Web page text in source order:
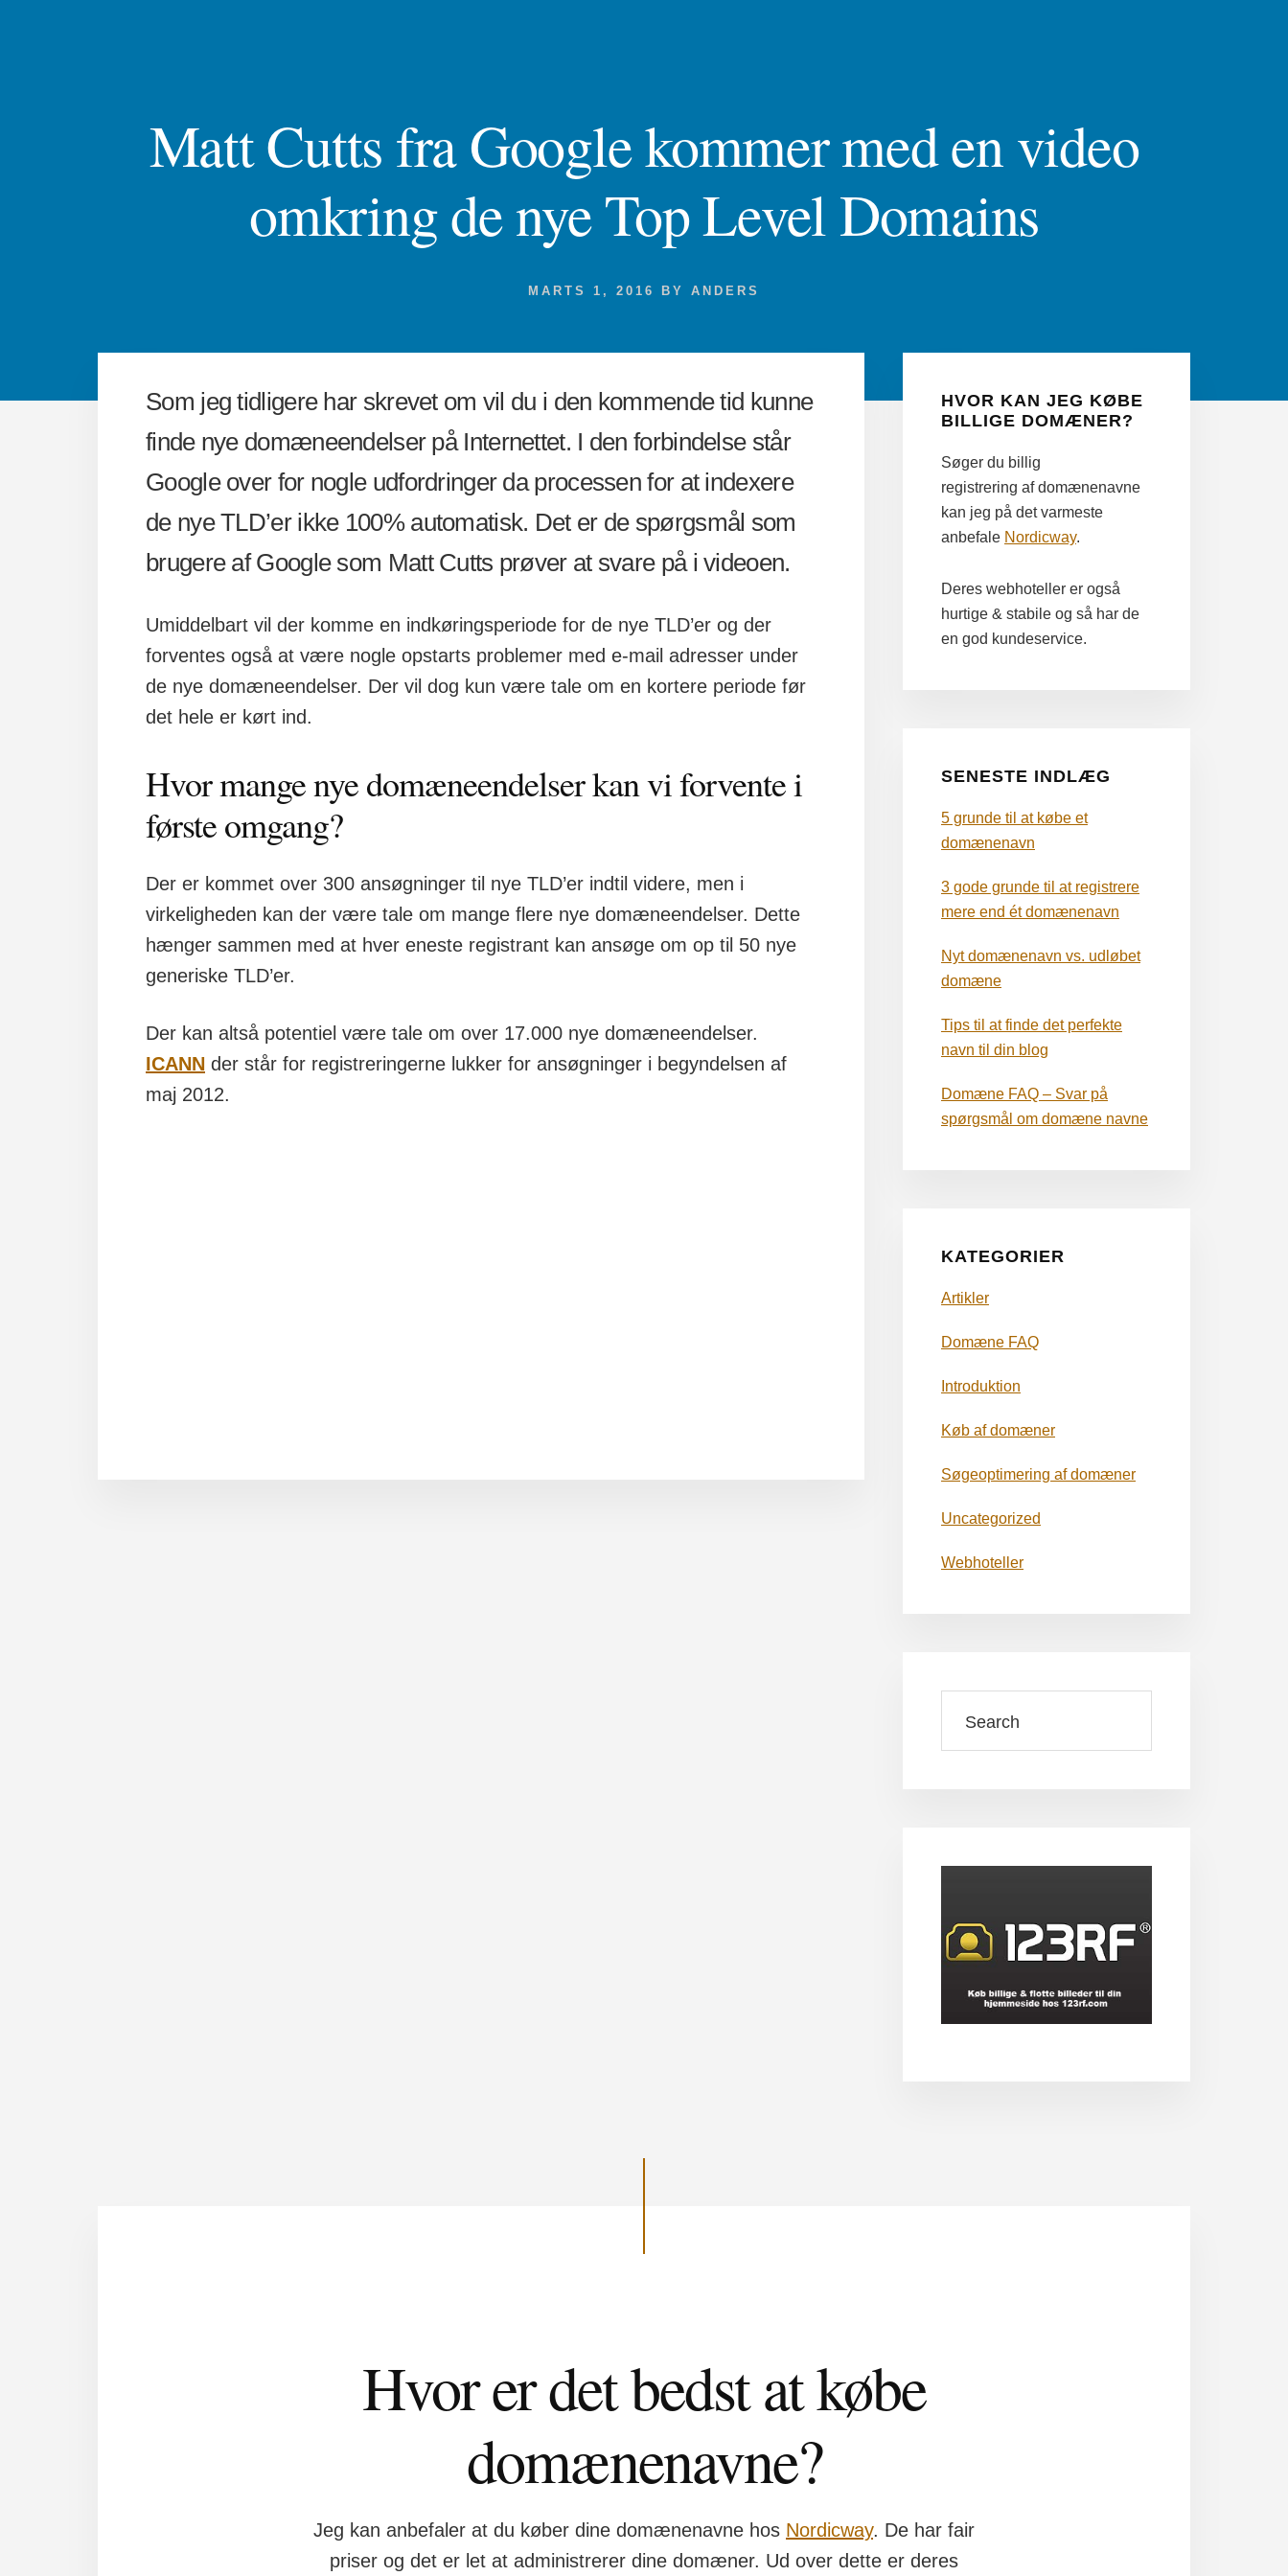
Matt Cutts fra Google kommer med en video
omkring de nye Top Level Domains
MARTS 1, 2016 BY ANDERS
Som jeg tidligere har skrevet om vil du i den kommende tid kunne
finde nye domæneendelser på Internettet. I den forbindelse står
Google over for nogle udfordringer da processen for at indexere
de nye TLD’er ikke 100% automatisk. Det er de spørgsmål som
brugere af Google som Matt Cutts prøver at svare på i videoen.
Umiddelbart vil der komme en indkøringsperiode for de nye TLD’er og der
forventes også at være nogle opstarts problemer med e-mail adresser under
de nye domæneendelser. Der vil dog kun være tale om en kortere periode før
det hele er kørt ind.
Hvor mange nye domæneendelser kan vi forvente i
første omgang?
Der er kommet over 300 ansøgninger til nye TLD’er indtil videre, men i
virkeligheden kan der være tale om mange flere nye domæneendelser. Dette
hænger sammen med at hver eneste registrant kan ansøge om op til 50 nye
generiske TLD’er.
Der kan altså potentiel være tale om over 17.000 nye domæneendelser.
ICANN der står for registreringerne lukker for ansøgninger i begyndelsen af
maj 2012.
Sidebar
HVOR KAN JEG KØBE
BILLIGE DOMÆNER?
Søger du billig
registrering af domænenavne
kan jeg på det varmeste
anbefale Nordicway.
Deres webhoteller er også
hurtige & stabile og så har de
en god kundeservice.
SENESTE INDLÆG
5 grunde til at købe et
domænenavn
3 gode grunde til at registrere
mere end ét domænenavn
Nyt domænenavn vs. udløbet
domæne
Tips til at finde det perfekte
navn til din blog
Domæne FAQ – Svar på
spørgsmål om domæne navne
KATEGORIER
Artikler
Domæne FAQ
Introduktion
Køb af domæner
Søgeoptimering af domæner
Uncategorized
Webhoteller
Hvor er det bedst at købe
domænenavne?
Jeg kan anbefaler at du køber dine domænenavne hos Nordicway. De har fair
priser og det er let at administrerer dine domæner. Ud over dette er deres